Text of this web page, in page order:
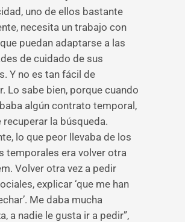
uno de ellos bastante
necesita un trabajo con
puedan adaptarse a las
de cuidado de sus
Y no es tan fácil de
Lo sabe bien, porque cuando
algún contrato temporal,
recuperar la búsqueda.
lo que peor llevaba de los
temporales era volver otra
Volver otra vez a pedir
explicar ‘que me han
Me daba mucha
a nadie le gusta ir a pedir”,